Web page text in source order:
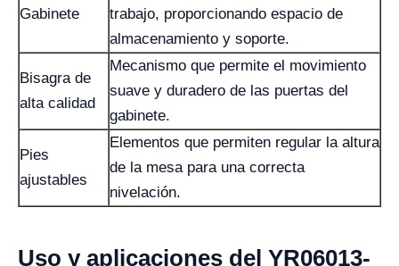
Gabinete
trabajo, proporcionando espacio de
almacenamiento y soporte.
Bisagra de
alta calidad
Mecanismo que permite el movimiento
suave y duradero de las puertas del
gabinete.
Pies
ajustables
Elementos que permiten regular la altura
de la mesa para una correcta
nivelación.
Uso y aplicaciones del YR06013-